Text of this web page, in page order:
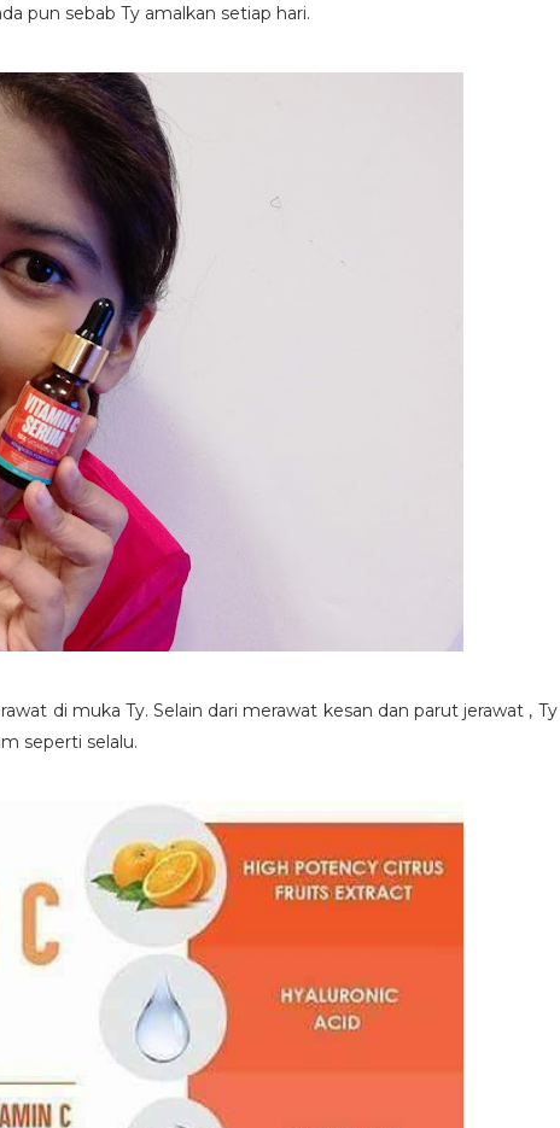
pun sebab Ty amalkan setiap hari.
di muka Ty. Selain dari merawat kesan dan parut jerawat , Ty
seperti selalu.